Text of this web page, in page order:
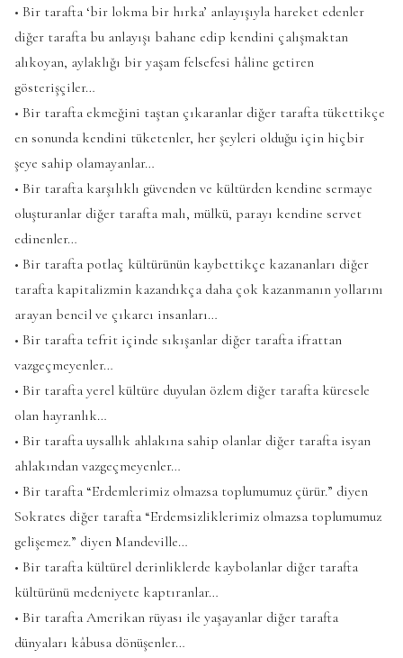
• Bir tarafta ‘bir lokma bir hırka’ anlayışıyla hareket edenler
diğer tarafta bu anlayışı bahane edip kendini çalışmaktan
alıkoyan, aylaklığı bir yaşam felsefesi hâline getiren
gösterişçiler…
• Bir tarafta ekmeğini taştan çıkaranlar diğer tarafta tükettikçe
en sonunda kendini tüketenler, her şeyleri olduğu için hiçbir
şeye sahip olamayanlar…
• Bir tarafta karşılıklı güvenden ve kültürden kendine sermaye
oluşturanlar diğer tarafta malı, mülkü, parayı kendine servet
edinenler…
• Bir tarafta potlaç kültürünün kaybettikçe kazananları diğer
tarafta kapitalizmin kazandıkça daha çok kazanmanın yollarını
arayan bencil ve çıkarcı insanları…
• Bir tarafta tefrit içinde sıkışanlar diğer tarafta ifrattan
vazgeçmeyenler…
• Bir tarafta yerel kültüre duyulan özlem diğer tarafta küresele
olan hayranlık…
• Bir tarafta uysallık ahlakına sahip olanlar diğer tarafta isyan
ahlakından vazgeçmeyenler…
• Bir tarafta “Erdemlerimiz olmazsa toplumumuz çürür.” diyen
Sokrates diğer tarafta “Erdemsizliklerimiz olmazsa toplumumuz
gelişemez.” diyen Mandeville…
• Bir tarafta kültürel derinliklerde kaybolanlar diğer tarafta
kültürünü medeniyete kaptıranlar…
• Bir tarafta Amerikan rüyası ile yaşayanlar diğer tarafta
dünyaları kâbusa dönüşenler…